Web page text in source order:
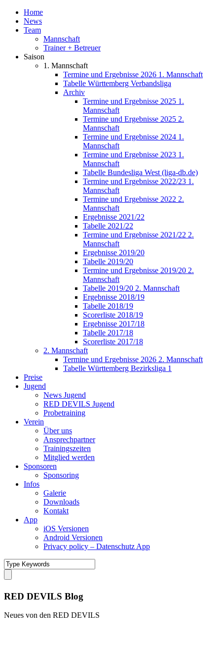
Home
News
Team
Mannschaft
Trainer + Betreuer
Saison
1. Mannschaft
Termine und Ergebnisse 2026 1. Mannschaft
Tabelle Württemberg Verbandsliga
Archiv
Termine und Ergebnisse 2025 1.
Mannschaft
Termine und Ergebnisse 2025 2.
Mannschaft
Termine und Ergebnisse 2024 1.
Mannschaft
Termine und Ergebnisse 2023 1.
Mannschaft
Tabelle Bundesliga West (liga-db.de)
Termine und Ergebnisse 2022/23 1.
Mannschaft
Termine und Ergebnisse 2022 2.
Mannschaft
Ergebnisse 2021/22
Tabelle 2021/22
Termine und Ergebnisse 2021/22 2.
Mannschaft
Ergebnisse 2019/20
Tabelle 2019/20
Termine und Ergebnisse 2019/20 2.
Mannschaft
Tabelle 2019/20 2. Mannschaft
Ergebnisse 2018/19
Tabelle 2018/19
Scorerliste 2018/19
Ergebnisse 2017/18
Tabelle 2017/18
Scorerliste 2017/18
2. Mannschaft
Termine und Ergebnisse 2026 2. Mannschaft
Tabelle Württemberg Bezirksliga 1
Preise
Jugend
News Jugend
RED DEVILS Jugend
Probetraining
Verein
Über uns
Ansprechpartner
Trainingszeiten
Mitglied werden
Sponsoren
Sponsoring
Infos
Galerie
Downloads
Kontakt
App
iOS Versionen
Android Versionen
Privacy policy – Datenschutz App
RED DEVILS Blog
Neues von den RED DEVILS